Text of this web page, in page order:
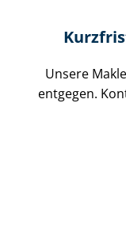
Unsere
entgegen.